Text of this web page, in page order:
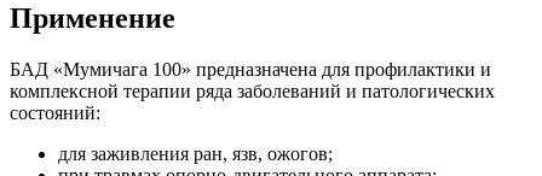
Применение
БАД «Мумичага 100» предназначена для профилактики и
комплексной терапии ряда заболеваний и патологических
состояний:
для заживления ран, язв, ожогов;